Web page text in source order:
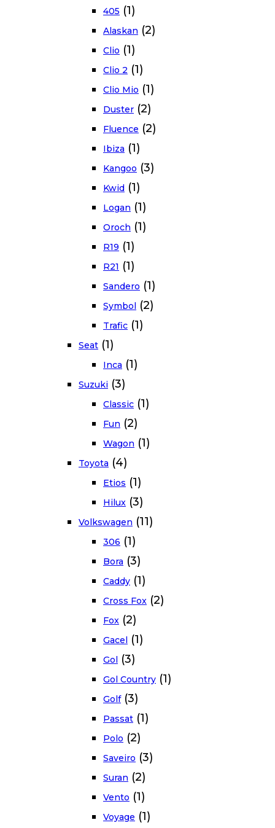
405 (1)
Alaskan (2)
Clio (1)
Clio 2 (1)
Clio Mio (1)
Duster (2)
Fluence (2)
Ibiza (1)
Kangoo (3)
Kwid (1)
Logan (1)
Oroch (1)
R19 (1)
R21 (1)
Sandero (1)
Symbol (2)
Trafic (1)
Seat (1)
Inca (1)
Suzuki (3)
Classic (1)
Fun (2)
Wagon (1)
Toyota (4)
Etios (1)
Hilux (3)
Volkswagen (11)
306 (1)
Bora (3)
Caddy (1)
Cross Fox (2)
Fox (2)
Gacel (1)
Gol (3)
Gol Country (1)
Golf (3)
Passat (1)
Polo (2)
Saveiro (3)
Suran (2)
Vento (1)
Voyage (1)